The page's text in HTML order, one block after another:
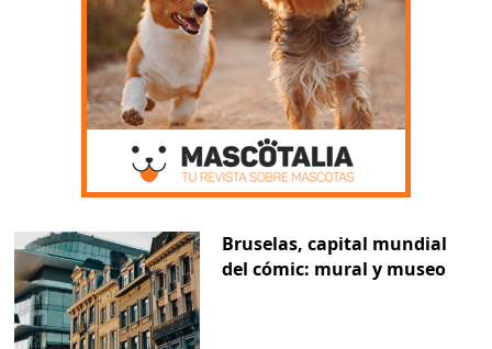
Bruselas, capital mundial
del cómic: mural y museo